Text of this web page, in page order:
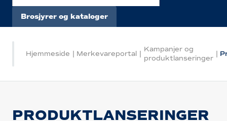
Brosjyrer og kataloger
Hjemmeside | Merkevareportal |
Kampanjer og
produktlanseringer
|
PRODUKTLANSERINGER